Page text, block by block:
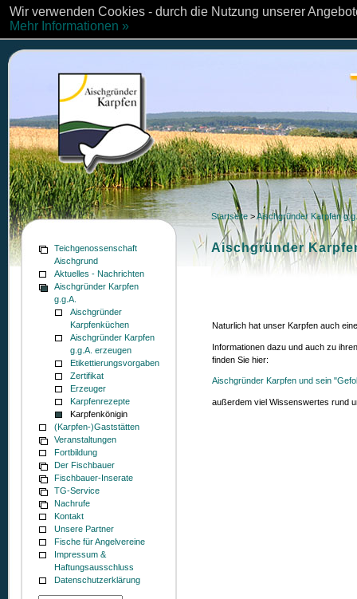
Startseite >Aischgründer Karpfen
Teichgenossenschaft
Aischgrund
Aktuelles - Nachrichten
Aischgründer Karpfen
g.g.A.
Aischgründer
Karpfenküchen
Aischgründer Karpfen
g.g.A. erzeugen
Etikettierungsvorgaben
Zertifikat
Erzeuger
Karpfenrezepte
Karpfenkönigin
(Karpfen-)Gaststätten
Veranstaltungen
Fortbildung
Der Fischbauer
Fischbauer-Inserate
TG-Service
Nachrufe
Kontakt
Unsere Partner
Fische für Angelvereine
Impressum &
Haftungsausschluss
Datenschutzerklärung
Aischgründer
Naturlich hat unser Karpfen auch
Informationen dazu und auch zu
finden Sie hier:
Aischgründer Karpfen und sein
außerdem viel Wissenswertes rund
Wir verwenden Cookies - durch die Nutzung unserer
Mehr Informationen »